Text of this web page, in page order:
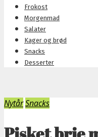
Frokost
Morgenmad
Salater
Kager og brød
Snacks
Desserter
NytårSnacks